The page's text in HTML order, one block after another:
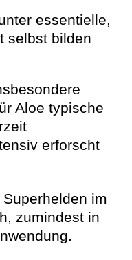
essentielle,
selbst bilden
Aloe typische
erforscht
im
zumindest in